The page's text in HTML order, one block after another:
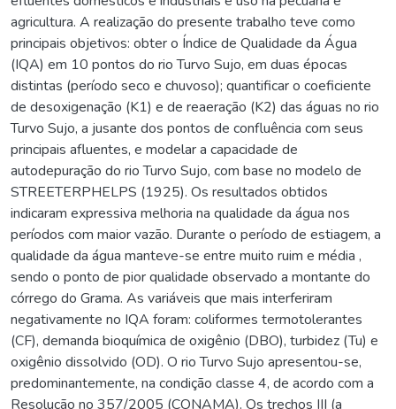
agricultura. A realização do presente trabalho teve como
principais objetivos: obter o Índice de Qualidade da Água
(IQA) em 10 pontos do rio Turvo Sujo, em duas épocas
distintas (período seco e chuvoso); quantificar o coeficiente
de desoxigenação (K1) e de reaeração (K2) das águas no rio
Turvo Sujo, a jusante dos pontos de confluência com seus
principais afluentes, e modelar a capacidade de
autodepuração do rio Turvo Sujo, com base no modelo de
STREETERPHELPS (1925). Os resultados obtidos
indicaram expressiva melhoria na qualidade da água nos
períodos com maior vazão. Durante o período de estiagem, a
qualidade da água manteve-se entre muito ruim e média ,
sendo o ponto de pior qualidade observado a montante do
córrego do Grama. As variáveis que mais interferiram
negativamente no IQA foram: coliformes termotolerantes
(CF), demanda bioquímica de oxigênio (DBO), turbidez (Tu) e
oxigênio dissolvido (OD). O rio Turvo Sujo apresentou-se,
predominantemente, na condição classe 4, de acordo com a
Resolução no 357/2005 (CONAMA). Os trechos III (a